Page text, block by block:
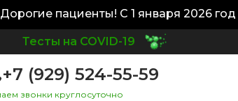
пациенты! С 1 января 2026 года
Тесты на COVID-19
+7 (929) 524-55-59
звонки круглосуточно